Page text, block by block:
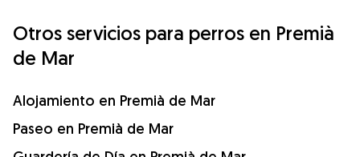
Otros servicios para perros en Premià
de Mar
Alojamiento en Premià de Mar
Paseo en Premià de Mar